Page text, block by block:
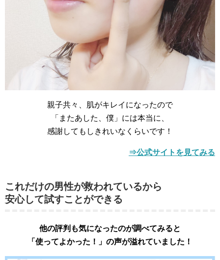
親子共々、肌がキレイになったので
「またあした、僕」には本当に、
感謝してもしきれいなくらいです！
⇒公式サイトを見てみる
これだけの男性が救われているから
安心して試すことができる
他の評判も気になったのが調べてみると
「使ってよかった！」の声が溢れていました！